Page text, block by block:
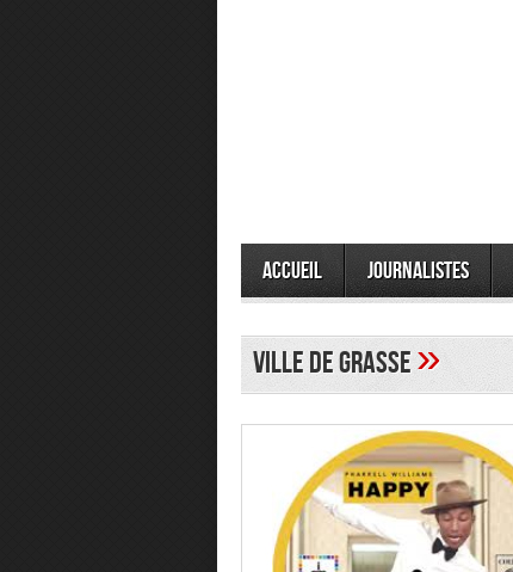
Accueil Journalistes
Ville de Grasse»